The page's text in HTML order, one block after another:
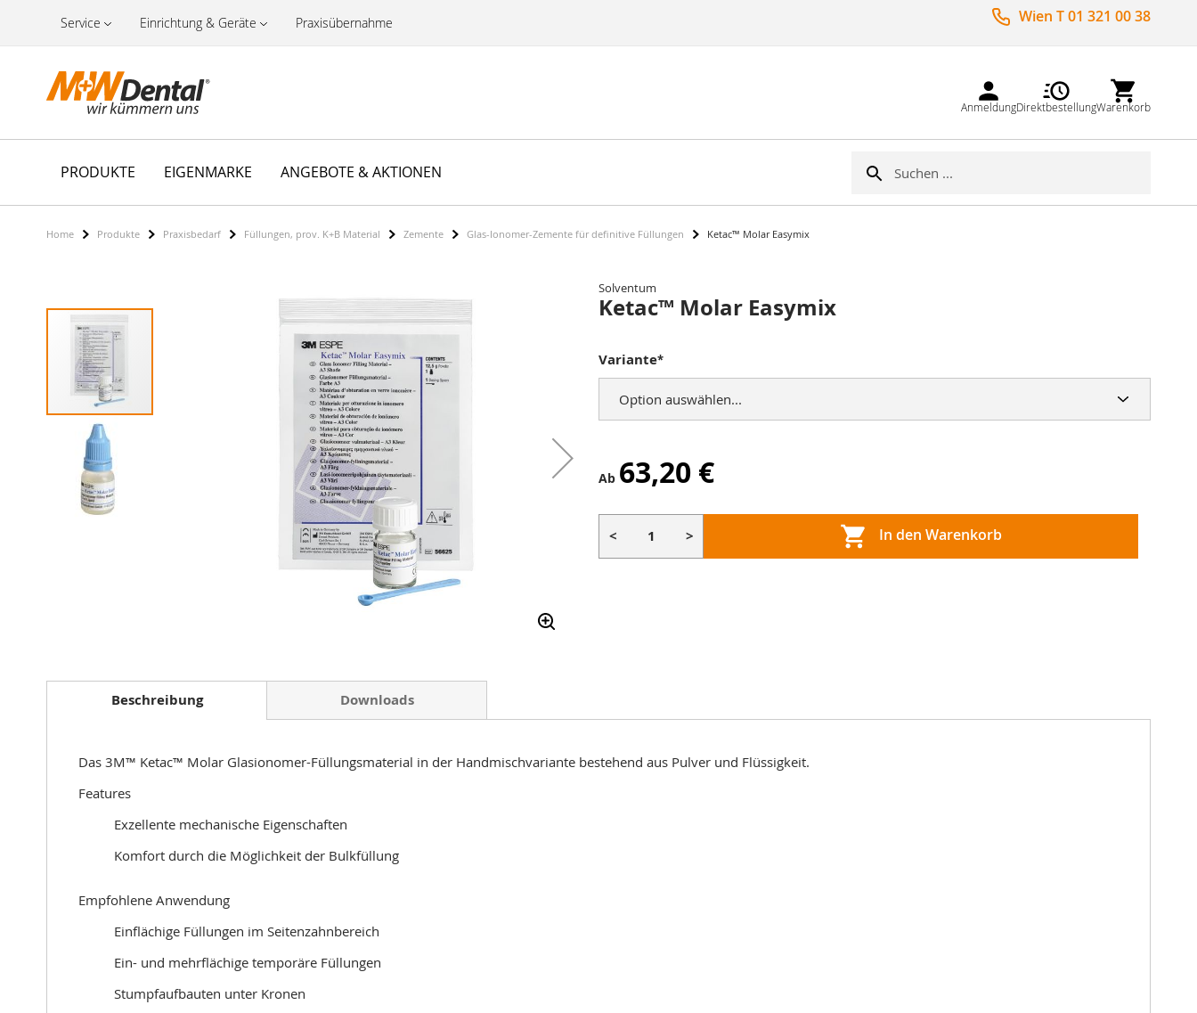
Service Einrichtung & Geräte Praxisübernahme Wien T 01 321 00 38
AnmeldungDirektbestellungWarenkorb
PRODUKTE EIGENMARKE ANGEBOTE & AKTIONEN Suche
Home Produkte Praxisbedarf Füllungen, prov. K+B Material Zemente Glas-Ionomer-Zemente für definitive Füllungen Ketac™ Molar Easymix
Ende
Bildergalerie
springen
der
Bildergalerie
Solventum
Ketac™ Molar Easymix
Variante
Ab 63,20 €
< > In den Warenkorb
Beschreibung
Das 3M™ Ketac™ Molar Glasionomer-Füllungsmaterial in der Handmischvariante bestehend aus Pulver und Flüssigkeit.
Features
Exzellente mechanische Eigenschaften
Komfort durch die Möglichkeit der Bulkfüllung
Empfohlene Anwendung
Einflächige Füllungen im Seitenzahnbereich
Ein- und mehrflächige temporäre Füllungen
Stumpfaufbauten unter Kronen
Downloads